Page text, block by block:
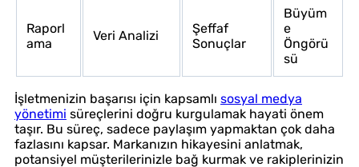
Raporl
ama
Veri Analizi
Şeffaf
Sonuçlar
Büyüm
e
Öngörü
sü
İşletmenizin başarısı için kapsamlı sosyal medya
yönetimi süreçlerini doğru kurgulamak hayati önem
taşır. Bu süreç, sadece paylaşım yapmaktan çok daha
fazlasını kapsar. Markanızın hikayesini anlatmak,
potansiyel müşterilerinizle bağ kurmak ve rakiplerinizin